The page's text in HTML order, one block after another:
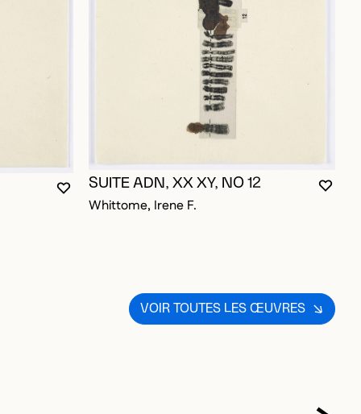
AJOUTER AUX FAVORIS
VOUS DEVEZ ÊTRE CONNECTÉ POUR AJOUTER
FERMER LA MODALE
OUVRIR LA MODALE
SUITE ADN, XX XY, NO 12
Whittome, Irene F.
VOIR TOUTES LES ŒUVRES